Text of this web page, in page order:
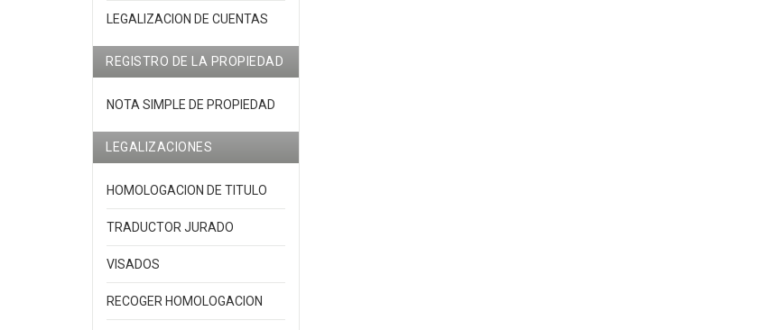
LEGALIZACION DE CUENTAS
REGISTRO DE LA PROPIEDAD
NOTA SIMPLE DE PROPIEDAD
LEGALIZACIONES
HOMOLOGACION DE TITULO
TRADUCTOR JURADO
VISADOS
RECOGER HOMOLOGACION